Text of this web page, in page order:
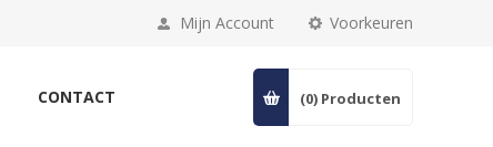
Voorkeuren
Mijn Account
CONTACT (0) Producten